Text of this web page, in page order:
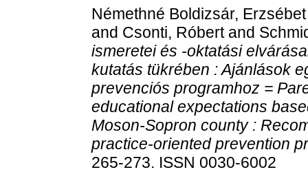
Némethné Boldizsár, Erzsébet
and Csonti, Róbertand
ismeretei és -oktatási
kutatás tükrében : Ajánlások
prevenciós programhoz =
educational expectations
Moson-Sopron county :
practice-oriented prevention
265-273. ISSN 0030-6002